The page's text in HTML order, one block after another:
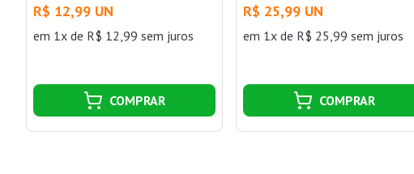
R$ 12,99 UN
em 1x de R$ 12,99 sem juros
COMPRAR
R$ 25,99 UN
em 1x de R$ 25,99 sem juros
COMPRAR